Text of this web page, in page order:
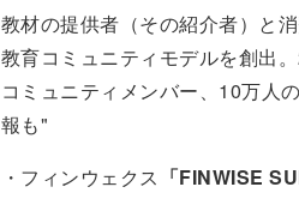
教材の提供者（その紹介者）と
教育コミュニティモデルを創出
コミュニティメンバー、10万人
報も"
・フィンウェクス 「FINWISE